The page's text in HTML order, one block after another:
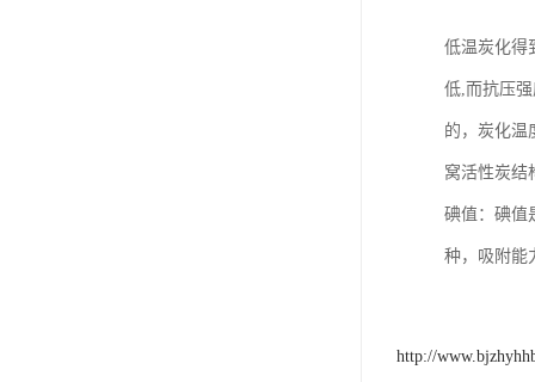
低温炭化得
低,而抗压
的，炭化温
窝活性炭结
碘值：碘值
种，吸附能
http://